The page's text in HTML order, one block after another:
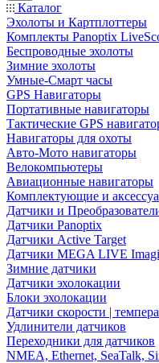
Каталог
Эхолоты и Картплоттеры
Комплекты Panoptix
Беспроводные эхолоты
Зимние эхолоты
Умные-Смарт часы
GPS Навигаторы
Портативные навигаторы
Тактические GPS
Навигаторы для охоты
Авто-Мото навигаторы
Велокомпьютеры
Авиационные навигаторы
Комплектующие и
Датчики и
Датчики Panoptix
Датчики Active Target
Датчики MEGA LIVE
Зимние датчики
Датчики эхолокации
Блоки эхолокации
Датчики скорости |
Удлинители датчиков
Переходники для датчиков
NMEA, Ethernet, SeaTalk,